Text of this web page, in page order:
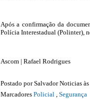
Após a confirmação da
Polícia Interestadual (Polinter),
Ascom | Rafael Rodrigues
Postado porSalvador Noticias às
Marcadores
, Segurança